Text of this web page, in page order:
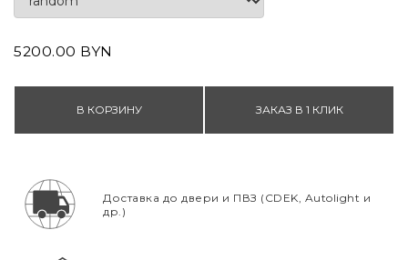
5200.00 BYN
В КОРЗИНУ ЗАКАЗ В 1 КЛИК
Доставка до двери и ПВЗ (CDEK, Autolight и
др.)